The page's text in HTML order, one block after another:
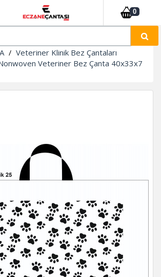
0
Veteriner Klinik Bez Çantaları
Veteriner Bez Çanta 40x33x7